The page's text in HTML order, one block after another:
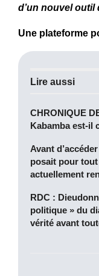
d’un nouvel outil
Une plateforme
Lire aussi
CHRONIQUE
Kabamba est-il
Avant
posait pour
actuellement
RDC :
politique » du
vérité avant